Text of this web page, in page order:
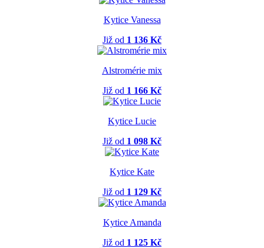
Kytice Vanessa
Již od 1 136 Kč
Alstromérie mix
Již od 1 166 Kč
Kytice Lucie
Již od 1 098 Kč
Kytice Kate
Již od 1 129 Kč
Kytice Amanda
Již od 1 125 Kč